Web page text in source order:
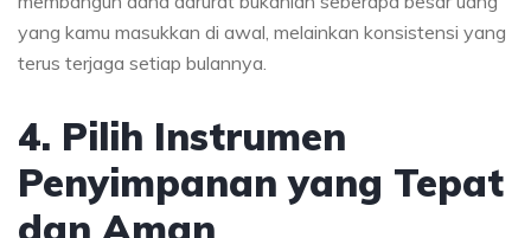
yang kamu masukkan di awal, melainkan konsistensi yang
terus terjaga setiap bulannya.
4. Pilih Instrumen
Penyimpanan yang Tepat
dan Aman